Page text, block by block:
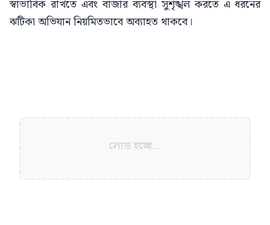
স্বাভাবিক রাখতে এবং বাজার ব্যবস্থা সুশৃঙ্খল করতে এ ধরনের
ঝটিকা অভিযান নিয়মিতভাবে অব্যাহত থাকবে।
লোড হচ্ছে...